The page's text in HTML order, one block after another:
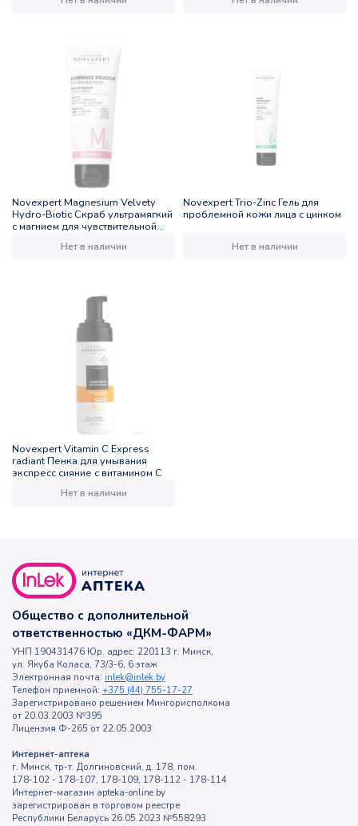
Novexpert Magnesium Velvety
Hydro-Biotic Скраб ультрамягкий
с магнием для чувствительной
Нет в наличии
Novexpert Trio-Zinc Гель для
проблемной кожи лица с цинком
Нет в наличии
Novexpert Vitamin C Express
radiant Пенка для умывания
экспресс сияние с витамином С
Нет в наличии
Общество с дополнительной
ответственностью «ДКМ-ФАРМ»
УНП 190431476 Юр. адрес: 220113 г. Минск,
ул. Якуба Коласа, 73/3-6, 6 этаж
Электронная почта: inlek@inlek.by
Телефон приемной: +375 (44) 755-17-27
Зарегистрировано решением Мингорисполкома
от 20.03.2003 №395
Лицензия Ф-265 от 22.05.2003
Интернет-аптека
г. Минск, тр-т. Долгиновский, д. 178, пом.
178-102 - 178-107, 178-109, 178-112 - 178-114
Интернет-магазин apteka-online.by
зарегистрирован в торговом реестре
Республики Беларусь 26.05.2023 №558293